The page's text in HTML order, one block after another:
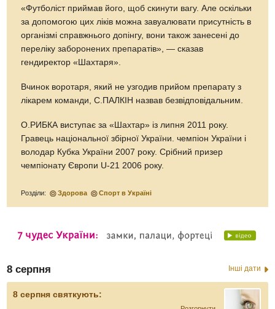
«Футболіст приймав його, щоб скинути вагу. Але оскільки
за допомогою цих ліків можна завуалювати присутність в
організмі справжнього допінгу, вони також занесені до
переліку заборонених препаратів», — сказав
гендиректор «Шахтаря».
Вчинок воротаря, який не узгодив прийом препарату з
лікарем команди, С.ПАЛКІН назвав безвідповідальним.
О.РИБКА виступає за «Шахтар» із липня 2011 року.
Гравець національної збірної України. чемпіон України і
володар Кубка України 2007 року. Срібний призер
чемпіонату Європи U-21 2006 року.
Розділи: Здорова Спорт в Україні
8 серпня Інші дати
8 серпня святкують: